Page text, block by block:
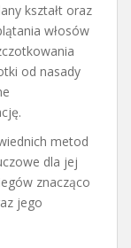
kształt oraz
włosów
od nasady
metod
dla jej
znacząco
jego